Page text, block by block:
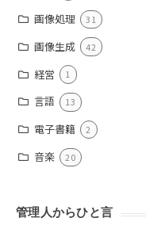
画像処理 31
画像生成 42
経営 1
言語 13
電子書籍 2
音楽 20
管理人からひと言